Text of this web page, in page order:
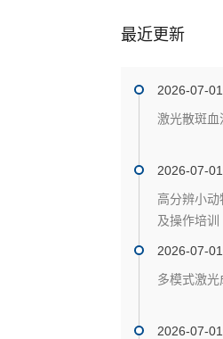
最近更新
2026-07-01
激光散斑血
2026-07-01
高分辨小
及操作培训
2026-07-01
多模式激光
2026-07-01